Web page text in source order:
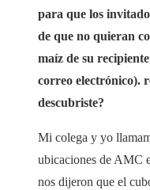
para que los
de que no quieran
maíz de su
correo electrónico).
descubriste?
Mi colega y yo
ubicaciones de AMC
nos dijeron que el